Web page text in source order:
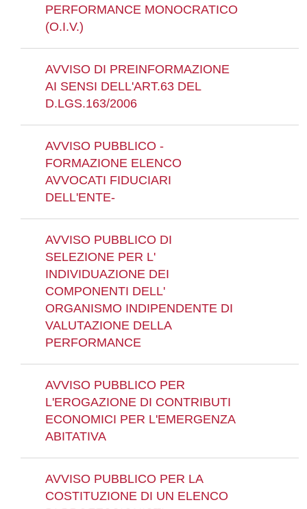
PERFORMANCE MONOCRATICO
(O.I.V.)
AVVISO DI PREINFORMAZIONE
AI SENSI DELL'ART.63 DEL
D.LGS.163/2006
AVVISO PUBBLICO -
FORMAZIONE ELENCO
AVVOCATI FIDUCIARI
DELL'ENTE-
AVVISO PUBBLICO DI
SELEZIONE PER L'
INDIVIDUAZIONE DEI
COMPONENTI DELL'
ORGANISMO INDIPENDENTE DI
VALUTAZIONE DELLA
PERFORMANCE
AVVISO PUBBLICO PER
L'EROGAZIONE DI CONTRIBUTI
ECONOMICI PER L'EMERGENZA
ABITATIVA
AVVISO PUBBLICO PER LA
COSTITUZIONE DI UN ELENCO